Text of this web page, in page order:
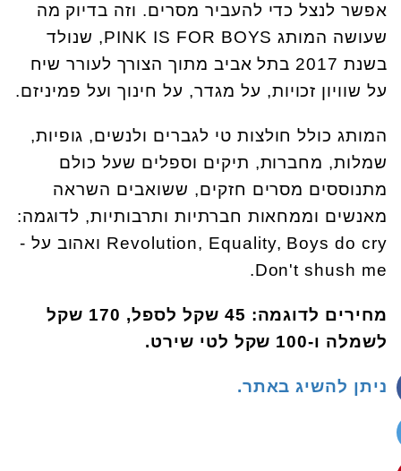
אפשר לנצל כדי להעביר מסרים. וזה בדיוק מה
שעושה המותג PINK IS FOR BOYS, שנולד
בשנת 2017 בתל אביב מתוך הצורך לעורר שיח
על שוויון זכויות, על מגדר, על חינוך ועל פמיניזם.
המותג כולל חולצות טי לגברים ולנשים, גופיות,
שמלות, מחברות, תיקים וספלים שעל כולם
מתנוססים מסרים חזקים, ששואבים השראה
מאנשים וממחאות חברתיות ותרבותיות, לדוגמה:
Revolution, Equality, Boys do cry ואהוב על -
Don't shush me.
מחירים לדוגמה: 45 שקל לספל, 170 שקל
לשמלה ו-100 שקל לטי שירט.
ניתן להשיג באתר.